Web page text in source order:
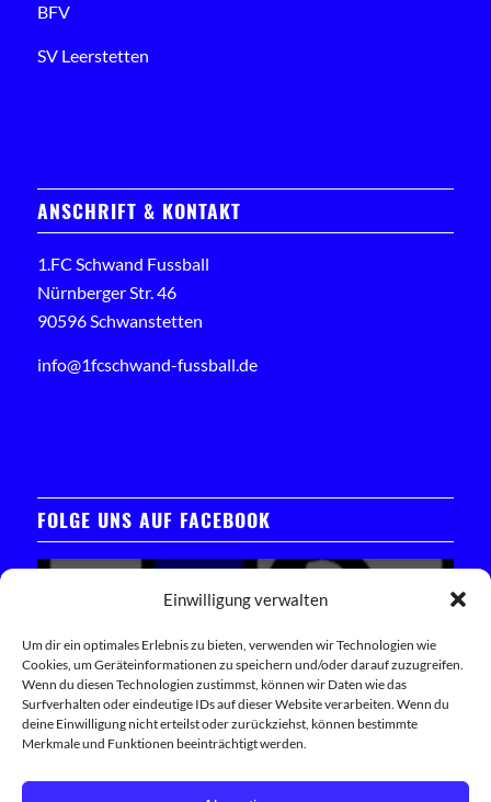
Einwilligung verwalten
Um dir ein optimales Erlebnis zu bieten, verwenden wir Technologien wie
Cookies, um Geräteinformationen zu speichern und/oder darauf zuzugreifen.
Wenn du diesen Technologien zustimmst, können wir Daten wie das
Surfverhalten oder eindeutige IDs auf dieser Website verarbeiten. Wenn du
deine Einwilligung nicht erteilst oder zurückziehst, können bestimmte
Merkmale und Funktionen beeinträchtigt werden.
BFV
SV Leerstetten
ANSCHRIFT & KONTAKT
1.FC Schwand Fussball
Nürnberger Str. 46
90596 Schwanstetten
info@1fcschwand-fussball.de
FOLGE UNS AUF FACEBOOK
Klicken Sie hier, um das Facebook-Widget zu laden
Trete unserer Facebook-Community bei